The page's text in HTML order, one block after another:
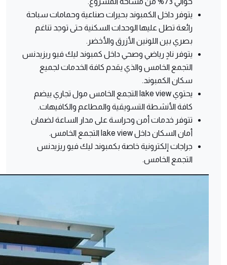
يتوفر داخل الكمبوند بحيرات صناعية وحمامات سباحة
رائعة تطل عليها الوحدات السكنية حتى توجد تناغم
بصري بين اللونين الأزرق والأخضر.
يتوفر نادٍ رياضي وصحي داخل كمبوند ليك فيو ريزيدنس
التجمع الخامس والذي يقدم كافة الخدمات لجميع
سكان الكمبوند.
يحتوي lake view التجمع الخامس مول تجاري ييضم
كافة الأنشطة التسويقية والمطاعم والكافيهات.
تتوفر خدمات أمن وحراسة على مدار الساعة لضمان
أمان السكان داخل lake view التجمع الخامس.
جراجات إلكترونية خاصة بكمبوند ليك فيو ريزيدنس
التجمع الخامس.